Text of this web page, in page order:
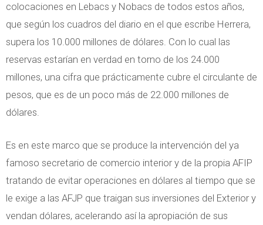
colocaciones en Lebacs y Nobacs de todos estos años,
que según los cuadros del diario en el que escribe Herrera,
supera los 10.000 millones de dólares. Con lo cual las
reservas estarían en verdad en torno de los 24.000
millones, una cifra que prácticamente cubre el circulante de
pesos, que es de un poco más de 22.000 millones de
dólares.
Es en este marco que se produce la intervención del ya
famoso secretario de comercio interior y de la propia AFIP
tratando de evitar operaciones en dólares al tiempo que se
le exige a las AFJP que traigan sus inversiones del Exterior y
vendan dólares, acelerando así la apropiación de sus